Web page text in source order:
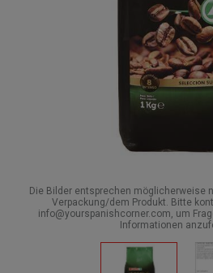
Die Bilder entsprechen möglicherweise
Verpackung/dem Produkt. Bitte
info@yourspanishcorner.com, um
Informationen